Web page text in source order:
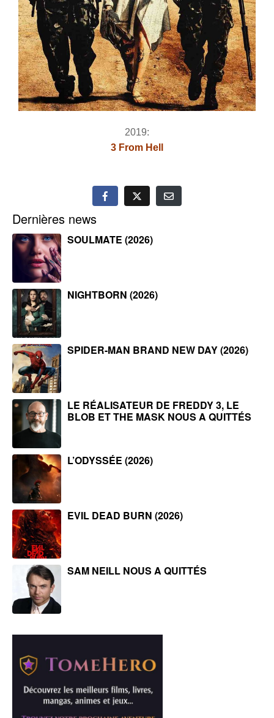
2019:
3 From Hell
Dernières news
SOULMATE (2026)
NIGHTBORN (2026)
SPIDER-MAN BRAND NEW DAY (2026)
LE RÉALISATEUR DE FREDDY 3, LE
BLOB ET THE MASK NOUS A QUITTÉS
L’ODYSSÉE (2026)
EVIL DEAD BURN (2026)
SAM NEILL NOUS A QUITTÉS